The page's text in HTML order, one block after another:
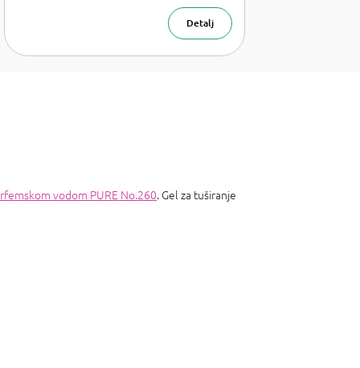
Detalj
vodom PURE No.260. Gel za tuširanje